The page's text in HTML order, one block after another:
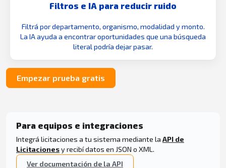
Filtros e IA para reducir ruido
Filtrá por departamento, organismo, modalidad y monto.
La IA ayuda a encontrar oportunidades que una búsqueda
literal podría dejar pasar.
Empezar prueba gratis
Para equipos e integraciones
Integrá licitaciones a tu sistema mediante la API de
Licitacionesy recibí datos en JSON o XML.
Ver documentación de la API